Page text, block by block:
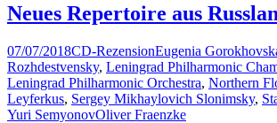
Neues Repertoire aus
07/07/2018CD-RezensionEugenia
Rozhdestvensky, Leningrad Philharmonic
Leningrad Philharmonic Orchestra, Northern
Leyferkus, Sergey Mikhaylovich Slonimsky,
Yuri SemyonovOliver Fraenzke